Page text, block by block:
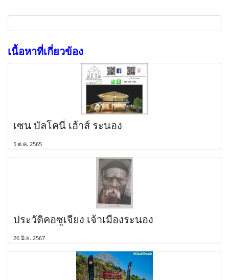
เนื้อหาที่เกี่ยวข้อง
เซน บัลโคนี่ เฮ้าส์ ระนอง
5 ต.ค. 2565
ประวัติคอซูเจียง เจ้าเมืองระนอง
26 มิ.ย. 2567